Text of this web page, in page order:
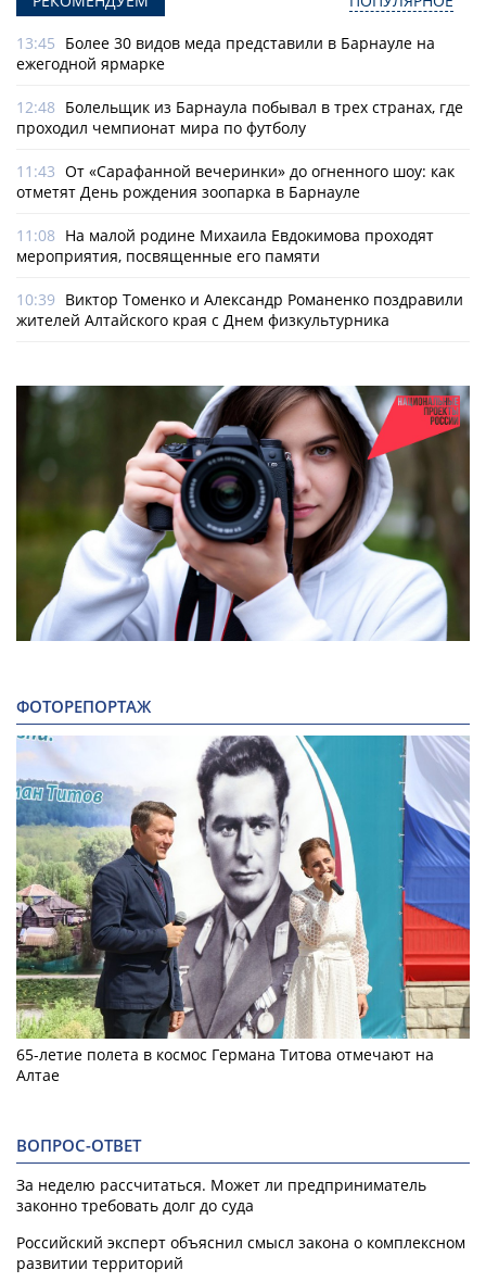
13:45 Более 30 видов меда представили в Барнауле на
ежегодной ярмарке
12:48 Болельщик из Барнаула побывал в трех странах, где
проходил чемпионат мира по футболу
11:43 От «Сарафанной вечеринки» до огненного шоу: как
отметят День рождения зоопарка в Барнауле
11:08 На малой родине Михаила Евдокимова проходят
мероприятия, посвященные его памяти
10:39 Виктор Томенко и Александр Романенко поздравили
жителей Алтайского края с Днем физкультурника
ФОТОРЕПОРТАЖ
65-летие полета в космос Германа Титова отмечают на
Алтае
ВОПРОС-ОТВЕТ
За неделю рассчитаться. Может ли предприниматель
законно требовать долг до суда
Российский эксперт объяснил смысл закона о комплексном
развитии территорий